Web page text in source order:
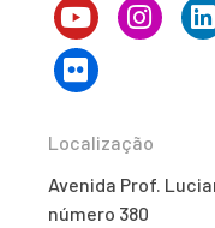
Localização
Avenida Prof.
número 380